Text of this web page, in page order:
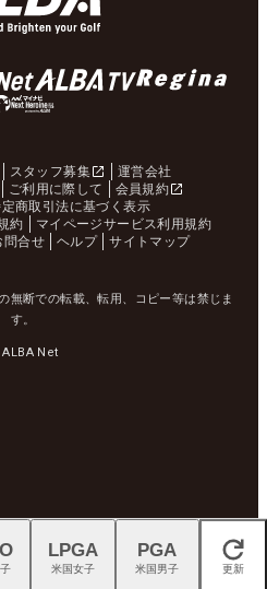
スタッフ募集
運営会社
ご利用に際して
会員規約
商取引法に基づく表示
約
マイページサービス利用規約
問合せ ヘルプ サイトマップ
無断での転載、転用、コピー等は禁じま
す。
Net
閉じる
LPGA
米国女子
PGA
米国男子 更新